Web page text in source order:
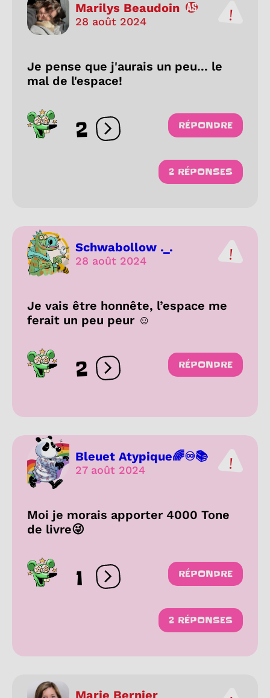
Marilys Beaudoin
28 août 2024
Je pense que j'aurais un peu... le
mal de l'espace!
2 Ouvrir les réactions
RÉPONDRE
2 RÉPONSES
Schwabollow ._.
28 août 2024
Je vais être honnête, l’espace me
ferait un peu peur ☺️
2 Ouvrir les réactions
RÉPONDRE
Bleuet Atypique🌈♾️📚
27 août 2024
Moi je morais apporter 4000 Tone
de livre😜
1 Ouvrir les réactions
RÉPONDRE
2 RÉPONSES